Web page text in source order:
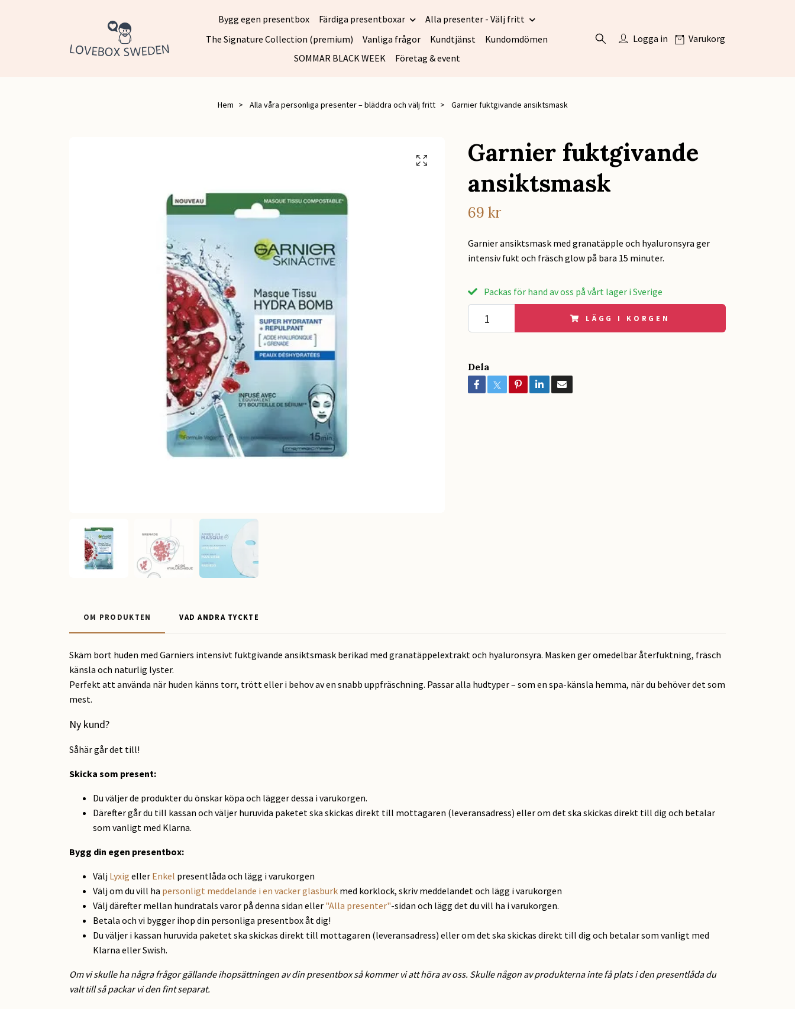
Bygg egen presentbox Färdiga presentboxar
Alla presenter - Välj fritt
The Signature Collection (premium)
Vanliga frågor Kundtjänst
Kundomdömen
SOMMAR BLACK WEEK
Företag & event
Logga in Varukorg
Hem Alla våra personliga presenter – bläddra och välj fritt Garnier fuktgivande ansiktsmask
Garnier fuktgivande
ansiktsmask
69 kr
Garnier ansiktsmask med granatäpple och hyaluronsyra ger
intensiv fukt och fräsch glow på bara 15 minuter.
Packas för hand av oss på vårt lager i Sverige
LÄGG I KORGEN
Dela
OM PRODUKTEN VAD ANDRA TYCKTE
Skäm bort huden med Garniers intensivt fuktgivande ansiktsmask berikad med granatäppelextrakt och hyaluronsyra. Masken ger omedelbar återfuktning, fräsch
känsla och naturlig lyster.
Perfekt att använda när huden känns torr, trött eller i behov av en snabb uppfräschning. Passar alla hudtyper – som en spa-känsla hemma, när du behöver det som
mest.
Ny kund?
Såhär går det till!
Skicka som present:
Du väljer de produkter du önskar köpa och lägger dessa i varukorgen.
Därefter går du till kassan och väljer huruvida paketet ska skickas direkt till mottagaren (leveransadress) eller om det ska skickas direkt till dig och betalar
som vanligt med Klarna.
Bygg din egen presentbox:
Välj Lyxig eller Enkel presentlåda och lägg i varukorgen
Välj om du vill ha personligt meddelande i en vacker glasburk med korklock, skriv meddelandet och lägg i varukorgen
Välj därefter mellan hundratals varor på denna sidan eller "Alla presenter"-sidan och lägg det du vill ha i varukorgen.
Betala och vi bygger ihop din personliga presentbox åt dig!
Du väljer i kassan huruvida paketet ska skickas direkt till mottagaren (leveransadress) eller om det ska skickas direkt till dig och betalar som vanligt med
Klarna eller Swish.
Om vi skulle ha några frågor gällande ihopsättningen av din presentbox så kommer vi att höra av oss. Skulle någon av produkterna inte få plats i den presentlåda du
valt till så packar vi den fint separat.